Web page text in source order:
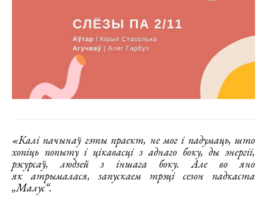
«Калі пачынаў гэты праект, не мог і падумаць, што
хопіць попыту і цікавасці з аднаго боку, ды энергіі,
рэсурсаў, людзей з іншага боку. Але во яно
як атрымалася, запускаем трэці сезон падкаста
„Малус“.